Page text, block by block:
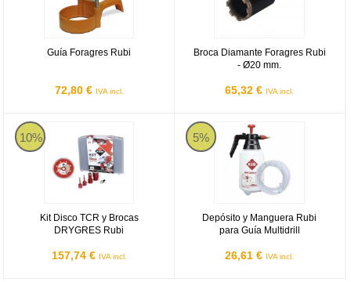
Guía Foragres Rubi
72,80 € IVA incl.
Broca Diamante Foragres Rubi
- Ø20 mm.
65,32 € IVA incl.
10%
Kit Disco TCR y Brocas
DRYGRES Rubi
157,74 € IVA incl.
Kit Disco TCR y Brocas DRYGRES Rubi
5%
Depósito y Manguera Rubi
para Guía Multidrill
26,61 € IVA incl.
Depósito y Manguera Rubi para